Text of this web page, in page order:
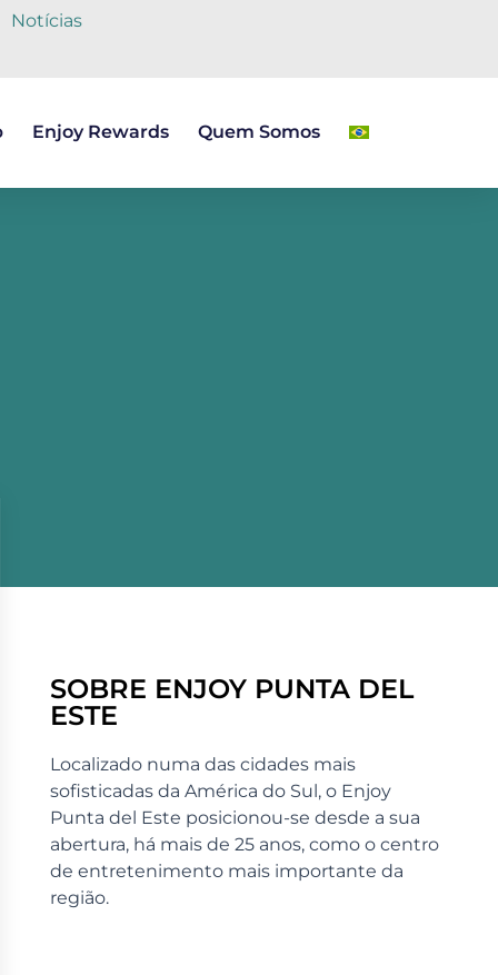
Notícias
Enjoy Rewards Quem Somos
SOBRE ENJOY PUNTA DEL
ESTE
Localizado numa das cidades mais
sofisticadas da América do Sul, o Enjoy
Punta del Este posicionou-se desde a sua
abertura, há mais de 25 anos, como o centro
de entretenimento mais importante da
região.